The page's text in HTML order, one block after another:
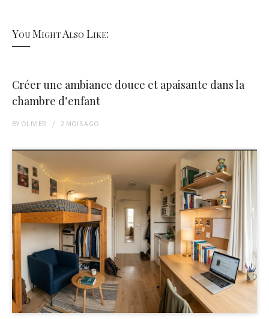
You Might Also Like:
Créer une ambiance douce et apaisante dans la
chambre d’enfant
BY OLIVIER 2 MOISAGO